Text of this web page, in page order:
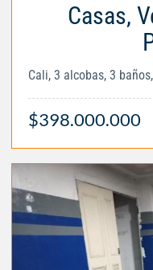
Casas,
Cali, 3 alcobas, 3
$398.000.000